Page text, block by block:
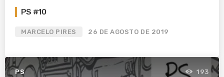
PS #10
MARCELO PIRES 26 DE AGOSTO DE 2019
PS 193